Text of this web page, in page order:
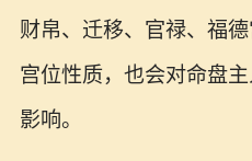
财帛、迁移、官禄、福
宫位性质，也会对命盘
影响。